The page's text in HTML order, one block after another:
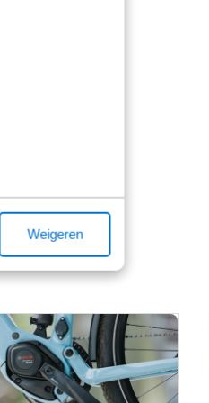
Weigeren